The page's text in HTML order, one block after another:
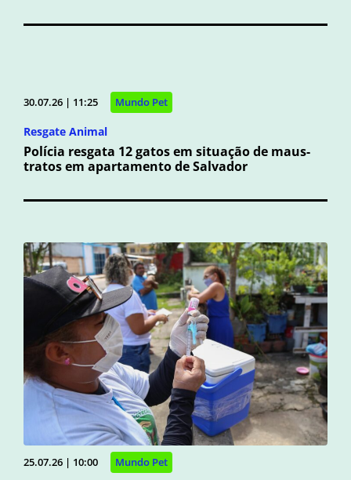
30.07.26 | 11:25 Mundo Pet
Resgate Animal
Polícia resgata 12 gatos em situação de maus-
tratos em apartamento de Salvador
25.07.26 | 10:00 Mundo Pet